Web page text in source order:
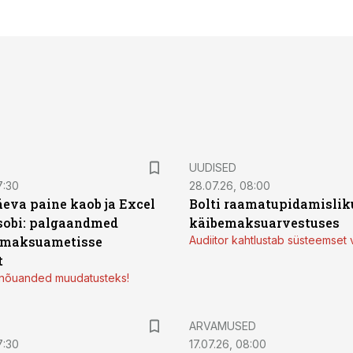
paine kaob ja Excel
palgaandmed
muudatusteks!
UUDISED
28.07.26, 08:00
Bolti
käibemaksuarvestuses
Audiitor kahtlustab süsteemset
ARVAMUSED
17.07.26, 08:00